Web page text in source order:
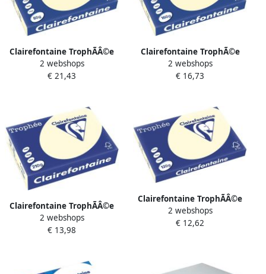
Clairefontaine TrophÃÂ©e
Pastel gekleurd papier A3
80 g 500 vel crÃÂ¨me
2 webshops
€ 21,43
Clairefontaine TrophÃ©e
Pastel gekleurd papier A3
160 g 250 vel crÃ¨me
2 webshops
€ 16,73
Clairefontaine TrophÃÂ©e
Pastel gekleurd papier A4
210 g 250 vel crÃÂ¨me
2 webshops
€ 13,98
Clairefontaine TrophÃÂ©e
Pastel gekleurd papier A3
120 g 250 vel crÃÂ¨me
2 webshops
€ 12,62